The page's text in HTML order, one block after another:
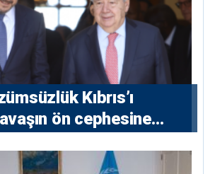
Kıbrıs’ı
ön cephesine